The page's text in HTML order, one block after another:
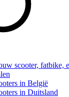
scooter, fatbike,
in België
in Duitsland